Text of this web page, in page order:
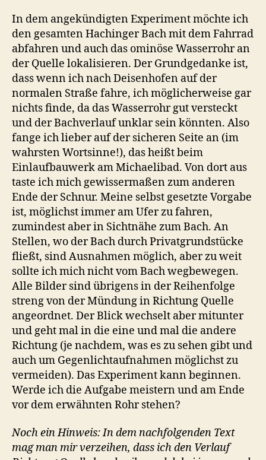
In dem angekündigten Experiment möchte ich
den gesamten Hachinger Bach mit dem Fahrrad
abfahren und auch das ominöse Wasserrohr an
der Quelle lokalisieren. Der Grundgedanke ist,
dass wenn ich nach Deisenhofen auf der
normalen Straße fahre, ich möglicherweise gar
nichts finde, da das Wasserrohr gut versteckt
und der Bachverlauf unklar sein könnten. Also
fange ich lieber auf der sicheren Seite an (im
wahrsten Wortsinne!), das heißt beim
Einlaufbauwerk am Michaelibad. Von dort aus
taste ich mich gewissermaßen zum anderen
Ende der Schnur. Meine selbst gesetzte Vorgabe
ist, möglichst immer am Ufer zu fahren,
zumindest aber in Sichtnähe zum Bach. An
Stellen, wo der Bach durch Privatgrundstücke
fließt, sind Ausnahmen möglich, aber zu weit
sollte ich mich nicht vom Bach wegbewegen.
Alle Bilder sind übrigens in der Reihenfolge
streng von der Mündung in Richtung Quelle
angeordnet. Der Blick wechselt aber mitunter
und geht mal in die eine und mal die andere
Richtung (je nachdem, was es zu sehen gibt und
auch um Gegenlichtaufnahmen möglichst zu
vermeiden). Das Experiment kann beginnen.
Werde ich die Aufgabe meistern und am Ende
vor dem erwähnten Rohr stehen?
Noch ein Hinweis: In dem nachfolgenden Text
mag man mir verzeihen, dass ich den Verlauf